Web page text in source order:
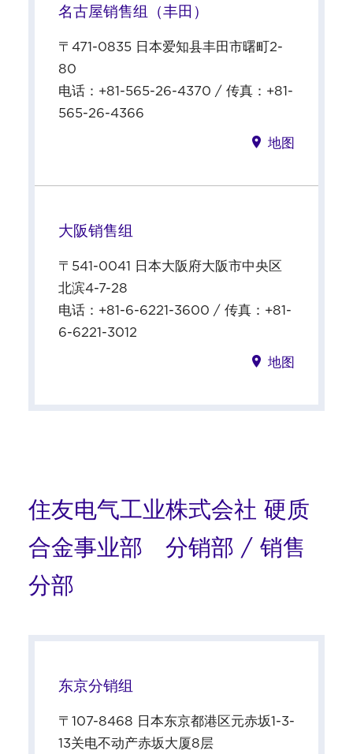
名古屋销售组（丰田）
〒471-0835 日本爱知县丰田市曙町2-
80
电话：+81-565-26-4370 / 传真：+81-
565-26-4366
地图
大阪销售组
〒541-0041 日本大阪府大阪市中央区
北滨4-7-28
电话：+81-6-6221-3600 / 传真：+81-
6-6221-3012
地图
住友电气工业株式会社 硬质
合金事业部 分销部 / 销售
分部
东京分销组
〒107-8468 日本东京都港区元赤坂1-3-
13关电不动产赤坂大厦8层